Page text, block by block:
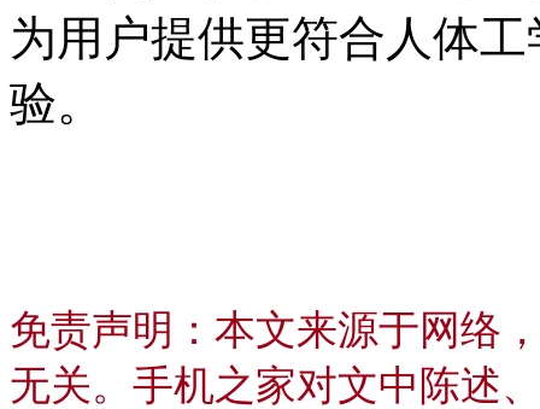
为用户提供更符合人体
验。
免责声明：本文来源于网络
无关。手机之家对文中陈述